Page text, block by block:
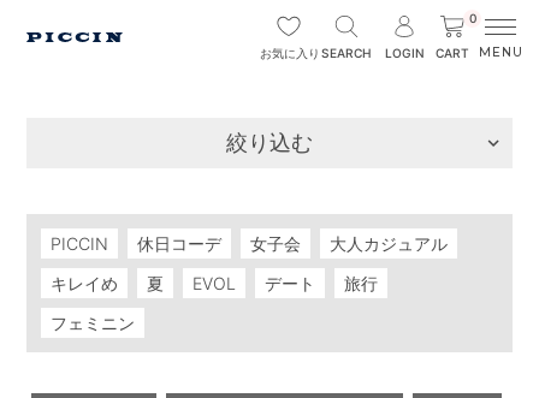
お気に入り SEARCH LOGIN
0
CART
絞り込む
PICCIN 休日コーデ 女子会
大人カジュアル
キレイめ
夏 EVOL デート
旅行
フェミニン